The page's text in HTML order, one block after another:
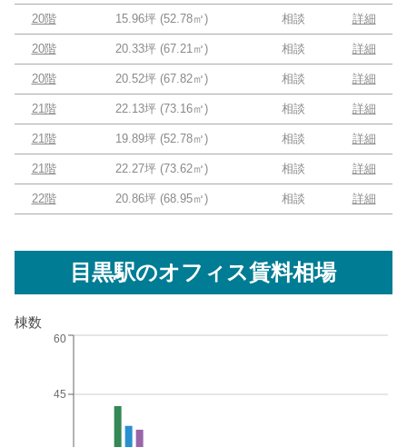
20階 15.96坪 (52.78㎡) 相談 詳細
20階 20.33坪 (67.21㎡) 相談 詳細
20階 20.52坪 (67.82㎡) 相談 詳細
21階 22.13坪 (73.16㎡) 相談 詳細
21階 19.89坪 (52.78㎡) 相談 詳細
21階 22.27坪 (73.62㎡) 相談 詳細
22階 20.86坪 (68.95㎡) 相談 詳細
目黒駅のオフィス賃料相場
棟数
45
60